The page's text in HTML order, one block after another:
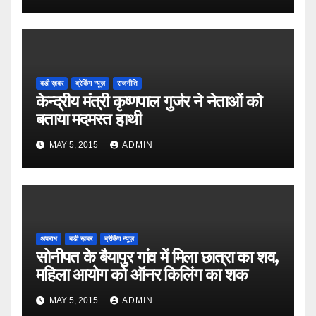
बडी ख़बर ब्रेकिंग न्यूज़ राजनीति
केन्द्रीय मंत्री कृष्णपाल गुर्जर ने नेताओं को
बताया मदमस्त हाथी
MAY 5, 2015 ADMIN
अपराध बडी ख़बर ब्रेकिंग न्यूज़
सोनीपत के बैयापुर गांव में मिला छात्रा का शव,
महिला आयोग को ऑनर किलिंग का शक
MAY 5, 2015 ADMIN